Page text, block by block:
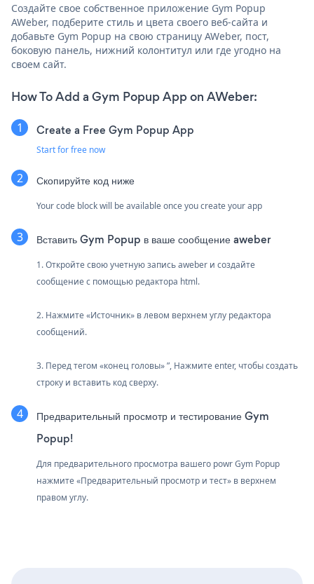
Создайте свое собственное приложение Gym Popup
AWeber, подберите стиль и цвета своего веб-сайта и
добавьте Gym Popup на свою страницу AWeber, пост,
боковую панель, нижний колонтитул или где угодно на
своем сайт.
How To Add a Gym Popup App on AWeber:
Create a Free Gym Popup App
Start for free now
Скопируйте код ниже
Your code block will be available once you create your app
Вставить Gym Popup в ваше сообщение aweber
1. Откройте свою учетную запись aweber и создайте
сообщение с помощью редактора html.
2. Нажмите «Источник» в левом верхнем углу редактора
сообщений.
3. Перед тегом «конец головы» ”, Нажмите enter, чтобы создать
строку и вставить код сверху.
Предварительный просмотр и тестирование Gym
Popup!
Для предварительного просмотра вашего powr Gym Popup
нажмите «Предварительный просмотр и тест» в верхнем
правом углу.